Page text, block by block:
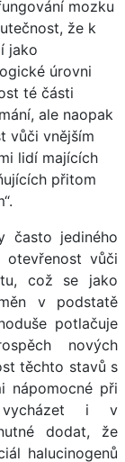
mozku
že k
jako
úrovni
té části
ale naopak
vůči vnějším
lidí majících
přitom
často jediného
vůči
což se jako
v podstatě
potlačuje
nových
těchto stavů s
nápomocné při
i v
dodat, že
halucinogenů